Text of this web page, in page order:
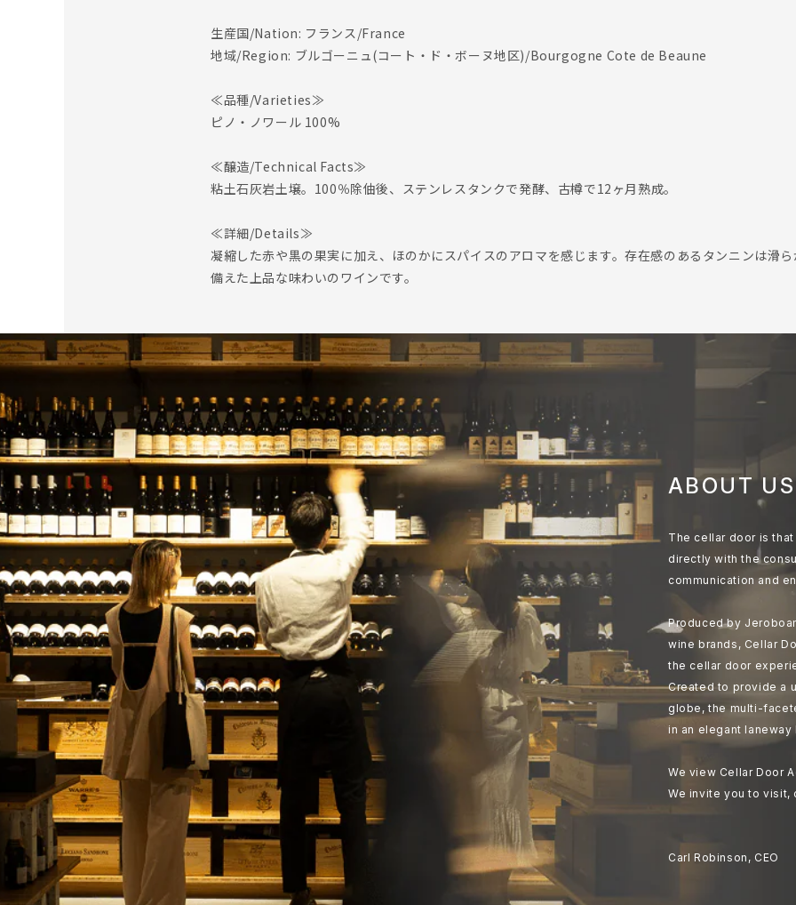
生産国/Nation: フランス/France
地域/Region: ブルゴーニュ(コート・ド・ボーヌ地区)/Bourgogne Cote de Beaune
≪品種/Varieties≫
ピノ・ノワール 100%
≪醸造/Technical Facts≫
粘土石灰岩土壌。100％除伷後、ステンレスタンクで発酵、古樽で12ヶ月熟成。
≪詳細/Details≫
凝縮した赤や黒の果実に加え、ほのかにスパイスのアロマを感じます。存在感のあるタンニンは滑
備えた上品な味わいのワインです。
ABOUT US
The cellar door is
directly with the
communication and
Produced by
wine brands, Cellar
the cellar door
Created to provide a
globe, the multi-
in an elegant laneway
We view Cellar Door
We invite you to visit,
Carl Robinson, CEO